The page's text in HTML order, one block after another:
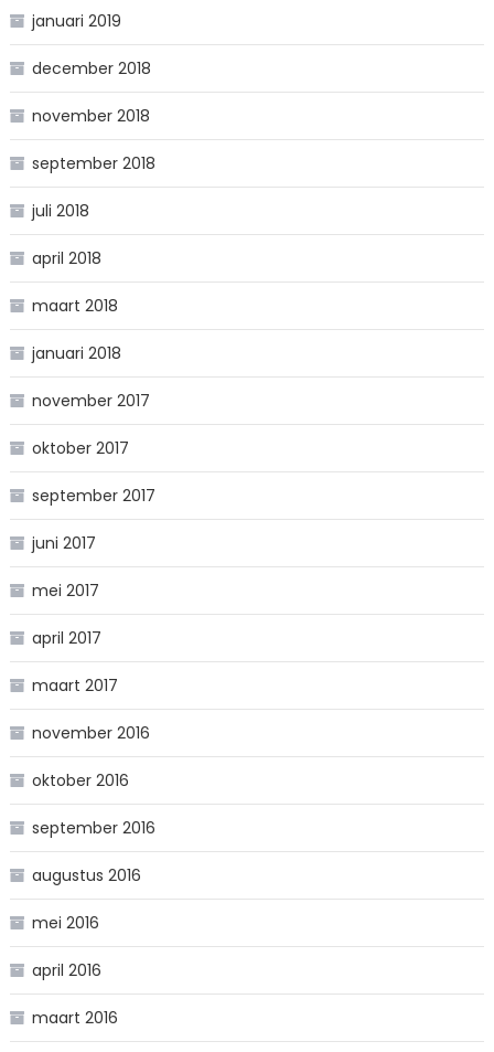
januari 2019
december 2018
november 2018
september 2018
juli 2018
april 2018
maart 2018
januari 2018
november 2017
oktober 2017
september 2017
juni 2017
mei 2017
april 2017
maart 2017
november 2016
oktober 2016
september 2016
augustus 2016
mei 2016
april 2016
maart 2016